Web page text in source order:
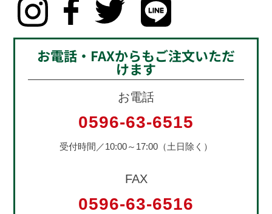
お電話・FAXからもご注文いただ
けます
お電話
0596-63-6515
受付時間／10:00～17:00（土日除く）
FAX
0596-63-6516